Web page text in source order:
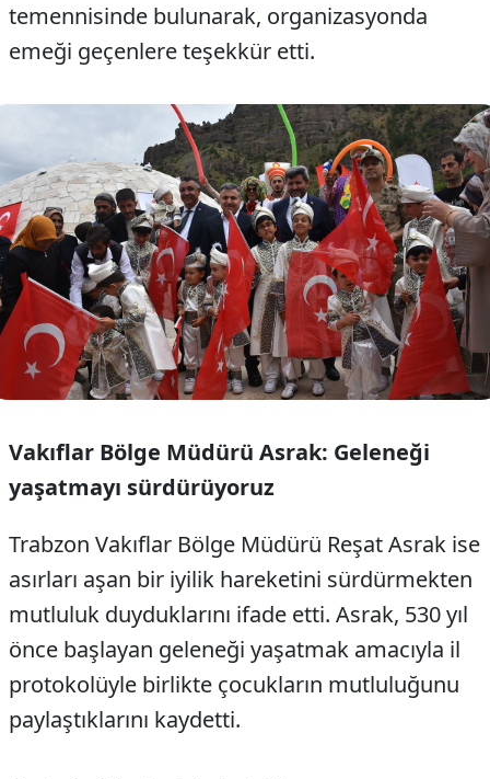
temennisinde bulunarak, organizasyonda
emeği geçenlere teşekkür etti.
Vakıflar Bölge Müdürü Asrak: Geleneği
yaşatmayı sürdürüyoruz
Trabzon Vakıflar Bölge Müdürü Reşat Asrak ise
asırları aşan bir iyilik hareketini sürdürmekten
mutluluk duyduklarını ifade etti. Asrak, 530 yıl
önce başlayan geleneği yaşatmak amacıyla il
protokolüyle birlikte çocukların mutluluğunu
paylaştıklarını kaydetti.